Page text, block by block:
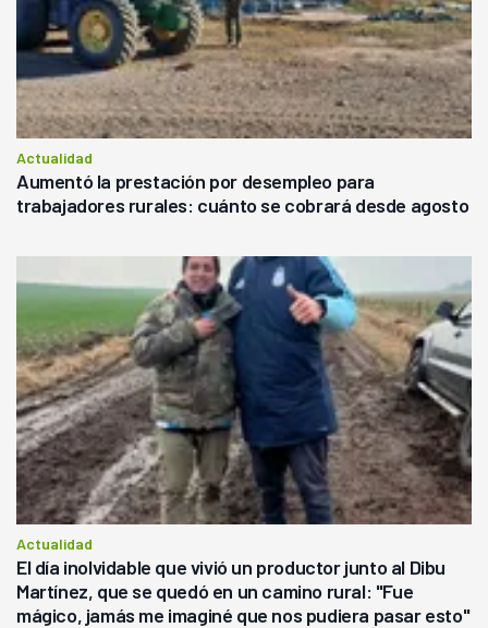
Actualidad
Aumentó la prestación por desempleo para
trabajadores rurales: cuánto se cobrará desde agosto
Actualidad
El día inolvidable que vivió un productor junto al Dibu
Martínez, que se quedó en un camino rural: "Fue
mágico, jamás me imaginé que nos pudiera pasar esto"